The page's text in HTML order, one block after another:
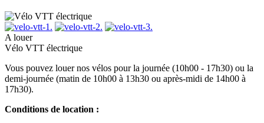
A louer
Vélo VTT électrique
Vous pouvez louer nos vélos pour la journée (10h00 - 17h30) ou la
demi-journée (matin de 10h00 à 13h30 ou après-midi de 14h00 à
17h30).
Conditions de location :